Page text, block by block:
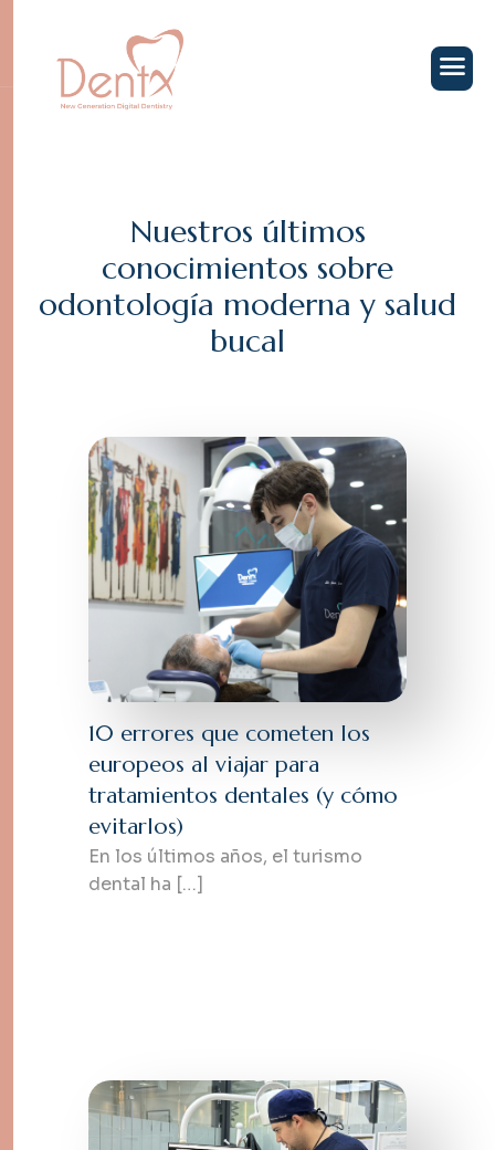
Nuestros últimos
conocimientos sobre
odontología moderna y salud
bucal
10 errores que cometen los
europeos al viajar para
tratamientos dentales (y cómo
evitarlos)
En los últimos años, el turismo
dental ha […]